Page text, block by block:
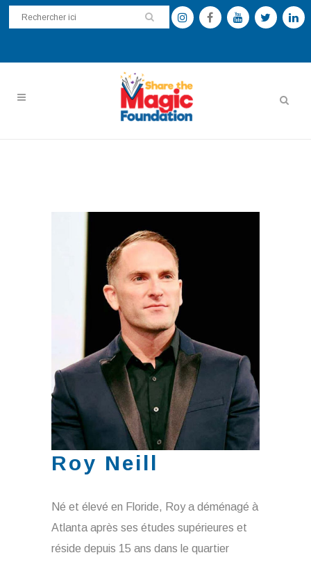
Roy Neill
Né et élevé en Floride, Roy a déménagé à
Atlanta après ses études supérieures et
réside depuis 15 ans dans le quartier